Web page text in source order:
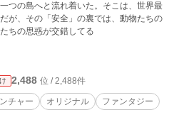
つの島へと流れ着いた。そこは、世界最
が、その「安全」の裏では、動物たちの
ちの思惑が交錯してる
2,488 位 / 2,488件
チャー オリジナル
ファンタジー